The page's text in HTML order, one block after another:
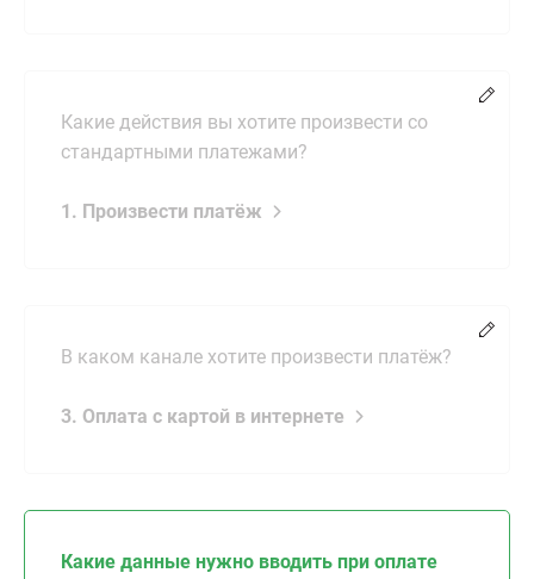
Какие действия вы хотите произвести со
стандартными платежами?
1. Произвести платёж
В каком канале хотите произвести платёж?
3. Оплата с картой в интернете
Какие данные нужно вводить при оплате